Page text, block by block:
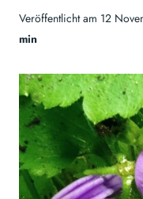
Veröffentlicht am 12
min